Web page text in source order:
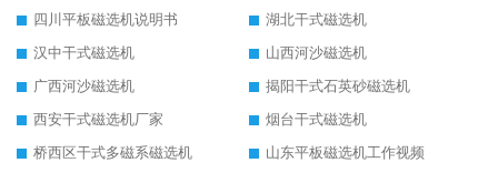
四川平板磁选机说明书
湖北干式磁选机
汉中干式磁选机
山西河沙磁选机
广西河沙磁选机
揭阳干式石英砂磁选机
西安干式磁选机厂家
烟台干式磁选机
桥西区干式多磁系磁选机
山东平板磁选机工作视频